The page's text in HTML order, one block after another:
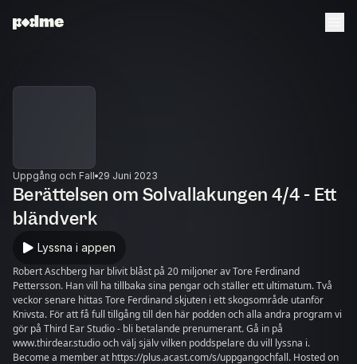
Uppgång och Fall 29 Juni 2023
Berättelsen om Solvallakungen 4/4 - Ett
bländverk
Lyssna i appen
Robert Aschberg har blivit blåst på 20 miljoner av Tore Ferdinand
Pettersson. Han vill ha tillbaka sina pengar och ställer ett ultimatum. Två
veckor senare hittas Tore Ferdinand skjuten i ett skogsområde utanför
Knivsta. För att få full tillgång till den här podden och alla andra program vi
gör på Third Ear Studio - bli betalande prenumerant. Gå in på
www.thirdear.studio och välj själv vilken poddspelare du vill lyssna i.
Become a member at https://plus.acast.com/s/uppgangochfall. Hosted on